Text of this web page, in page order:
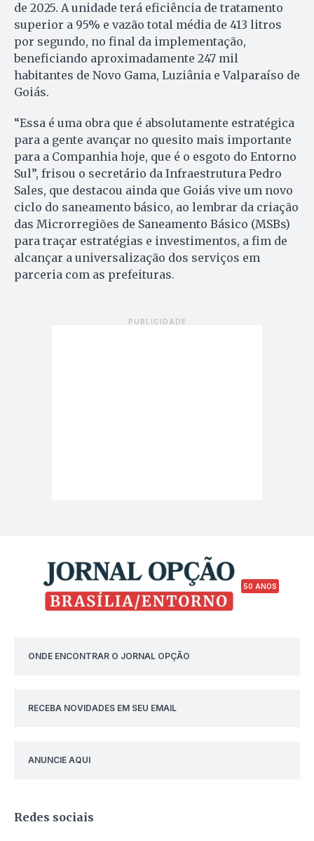
de 2025. A unidade terá eficiência de tratamento
superior a 95% e vazão total média de 413 litros
por segundo, no final da implementação,
beneficiando aproximadamente 247 mil
habitantes de Novo Gama, Luziânia e Valparaíso de
Goiás.
“Essa é uma obra que é absolutamente estratégica
para a gente avançar no quesito mais importante
para a Companhia hoje, que é o esgoto do Entorno
Sul”, frisou o secretário da Infraestrutura Pedro
Sales, que destacou ainda que Goiás vive um novo
ciclo do saneamento básico, ao lembrar da criação
das Microrregiões de Saneamento Básico (MSBs)
para traçar estratégias e investimentos, a fim de
alcançar a universalização dos serviços em
parceria com as prefeituras.
50 ANOS
ONDE ENCONTRAR O JORNAL OPÇÃO
RECEBA NOVIDADES EM SEU EMAIL
ANUNCIE AQUI
Redes sociais